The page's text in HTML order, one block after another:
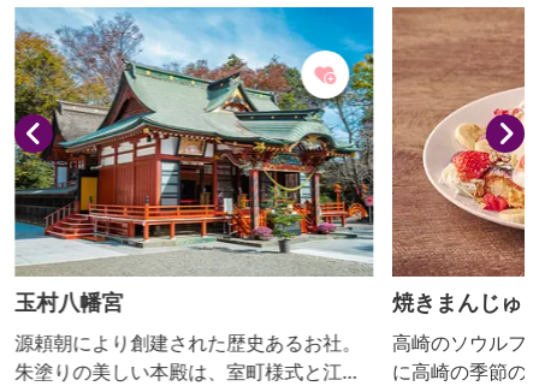
玉村八幡宮
源頼朝により創建された歴史あるお社。
朱塗りの美しい本殿は、室町様式と江戸
焼きまんじゅ
高崎のソウルフ
に高崎の季節の